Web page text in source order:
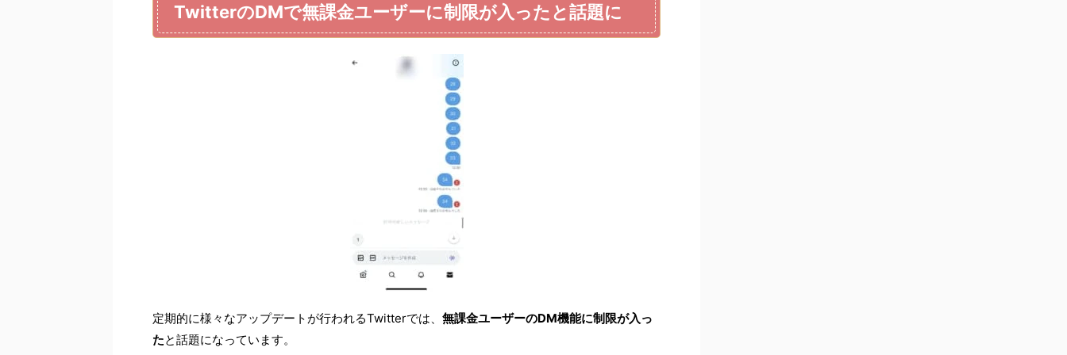
TwitterのDMで無課金ユーザーに制限が入ったと話題に
定期的に様々なアップデートが行われるTwitterでは、 無課金ユーザーのDM機能に制限が入っ
たと話題になっています。